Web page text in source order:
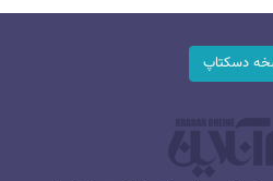
دسکتاپ